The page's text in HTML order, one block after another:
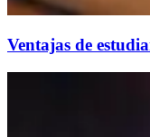
Ventajas de